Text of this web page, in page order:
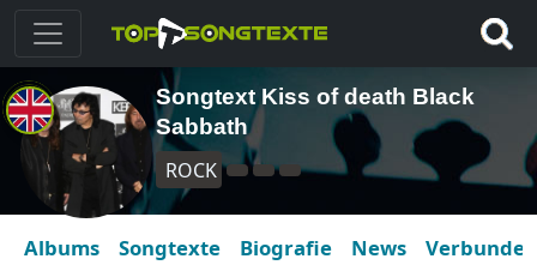
Songtext Kiss of death Black
Sabbath
ROCK
Albums Songtexte Biografie News Verbunden